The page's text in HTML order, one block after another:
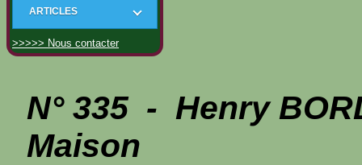
ARTICLES
>>>>> Nous contacter
N° 335 - Henry
Maison